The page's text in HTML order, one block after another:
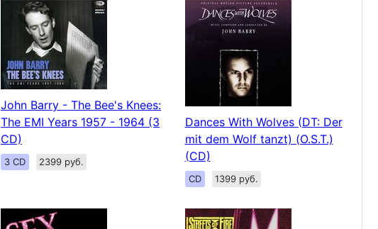
John Barry - The Bee's Knees:
The EMI Years 1957 - 1964 (3
CD)
3 CD 2399 руб.
Dances With Wolves (DT: Der
mit dem Wolf tanzt) (O.S.T.)
(CD)
CD 1399 руб.